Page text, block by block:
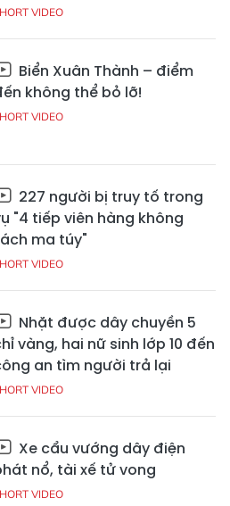
VIDEO
Biển Xuân Thành – điểm
không thể bỏ lỡ!
VIDEO
227 người bị truy tố trong
"4 tiếp viên hàng không
ma túy"
VIDEO
Nhặt được dây chuyền 5
vàng, hai nữ sinh lớp 10 đến
an tìm người trả lại
VIDEO
Xe cẩu vướng dây điện
nổ, tài xế tử vong
VIDEO